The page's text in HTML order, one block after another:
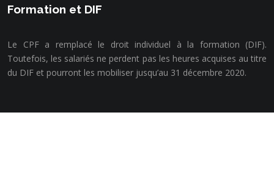
Formation et DIF
Le CPF a remplacé le droit individuel à la formation (DIF).
Toutefois, les salariés ne perdent pas les heures acquises au titre
du DIF et pourront les mobiliser jusqu’au 31 décembre 2020.